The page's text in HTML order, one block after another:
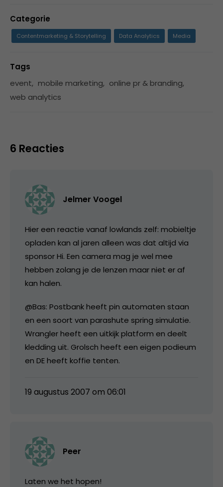
Categorie
Contentmarketing & Storytelling Data Analytics Media
Tags
event, mobile marketing, online pr & branding,
web analytics
6 Reacties
Jelmer Voogel
Hier een reactie vanaf lowlands zelf: mobieltje
opladen kan al jaren alleen was dat altijd via
sponsor Hi. Een camera mag je wel mee
hebben zolang je de lenzen maar niet er af
kan halen.
@Bas: Postbank heeft pin automaten staan
en een soort van parashute spring simulatie.
Wrangler heeft een uitkijk platform en deelt
kledding uit. Grolsch heeft een eigen podieum
en DE heeft koffie tenten.
19 augustus 2007 om 06:01
Peer
Laten we het hopen!